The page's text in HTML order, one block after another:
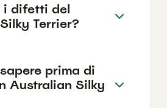
i difetti del
Terrier?
prima di
Australian Silky